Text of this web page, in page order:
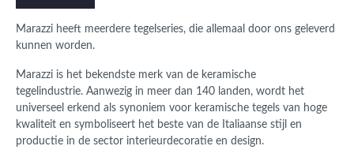
Marazzi heeft meerdere tegelseries, die allemaal door ons geleverd
kunnen worden.
Marazzi is het bekendste merk van de keramische
tegelindustrie. Aanwezig in meer dan 140 landen, wordt het
universeel erkend als synoniem voor keramische tegels van hoge
kwaliteit en symboliseert het beste van de Italiaanse stijl en
productie in de sector interieurdecoratie en design.